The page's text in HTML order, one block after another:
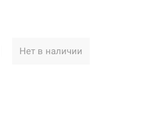
Нет в наличии